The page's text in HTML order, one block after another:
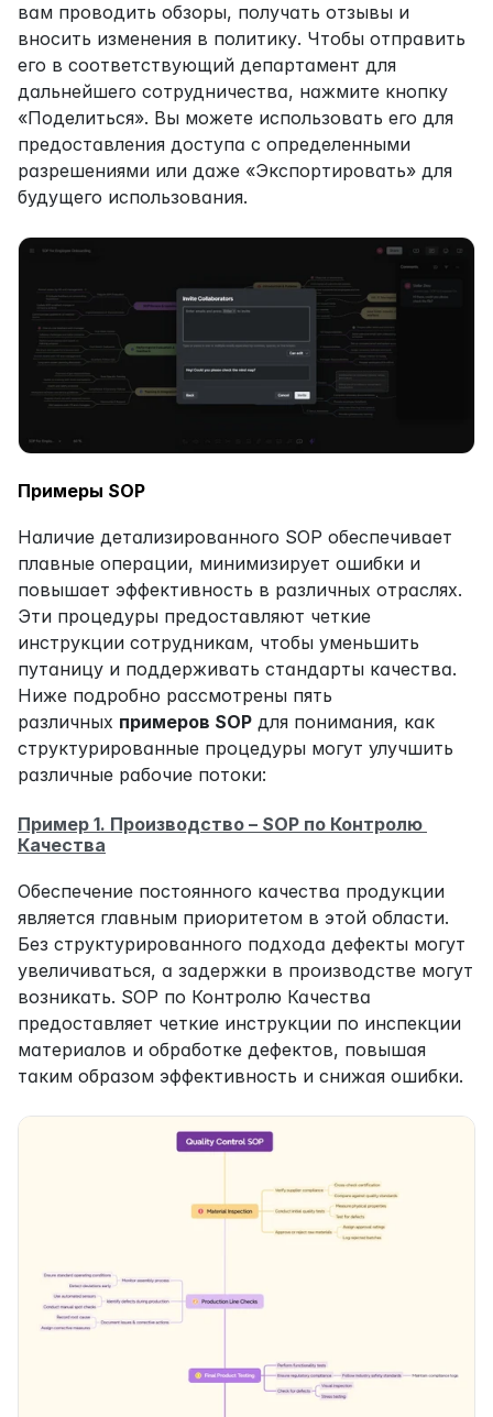
вам проводить обзоры, получать отзывы и
вносить изменения в политику. Чтобы отправить
его в соответствующий департамент для
дальнейшего сотрудничества, нажмите кнопку
«Поделиться». Вы можете использовать его для
предоставления доступа с определенными
разрешениями или даже «Экспортировать» для
будущего использования.
Примеры SOP
Наличие детализированного SOP обеспечивает
плавные операции, минимизирует ошибки и
повышает эффективность в различных отраслях.
Эти процедуры предоставляют четкие
инструкции сотрудникам, чтобы уменьшить
путаницу и поддерживать стандарты качества.
Ниже подробно рассмотрены пять
различных примеров SOP для понимания, как
структурированные процедуры могут улучшить
различные рабочие потоки:
Пример 1. Производство – SOP по Контролю
Качества
Обеспечение постоянного качества продукции
является главным приоритетом в этой области.
Без структурированного подхода дефекты могут
увеличиваться, а задержки в производстве могут
возникать. SOP по Контролю Качества
предоставляет четкие инструкции по инспекции
материалов и обработке дефектов, повышая
таким образом эффективность и снижая ошибки.